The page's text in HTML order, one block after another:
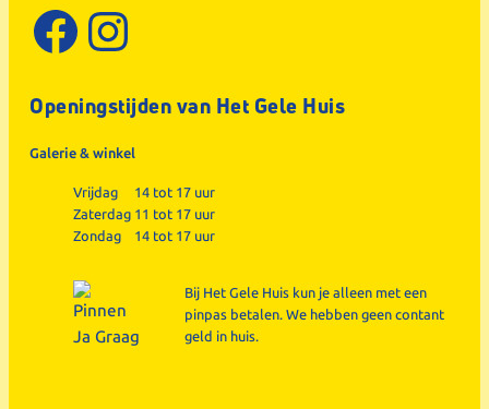
Facebook
Instagram
Openingstijden van Het Gele Huis
Galerie & winkel
Vrijdag
14 tot 17 uur
Zaterdag 11 tot 17 uur
Zondag
14 tot 17 uur
Bij Het Gele Huis kun je alleen met een
pinpas betalen. We hebben geen contant
geld in huis.